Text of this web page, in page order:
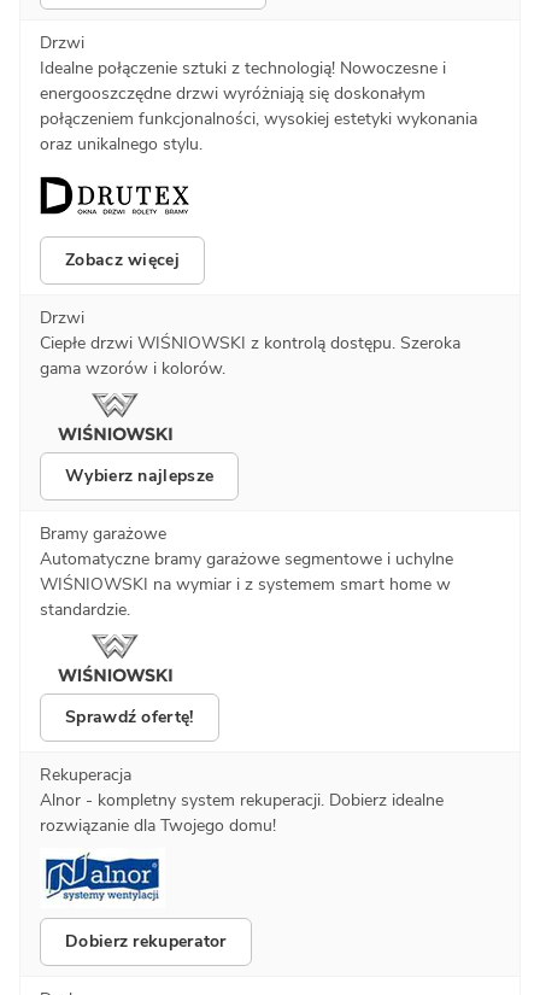
Drzwi
Idealne połączenie sztuki z technologią! Nowoczesne i
energooszczędne drzwi wyróżniają się doskonałym
połączeniem funkcjonalności, wysokiej estetyki wykonania
oraz unikalnego stylu.
Zobacz więcej
Drzwi
Ciepłe drzwi WIŚNIOWSKI z kontrolą dostępu. Szeroka
gama wzorów i kolorów.
Wybierz najlepsze
Bramy garażowe
Automatyczne bramy garażowe segmentowe i uchylne
WIŚNIOWSKI na wymiar i z systemem smart home w
standardzie.
Sprawdź ofertę!
Rekuperacja
Alnor - kompletny system rekuperacji. Dobierz idealne
rozwiązanie dla Twojego domu!
Dobierz rekuperator